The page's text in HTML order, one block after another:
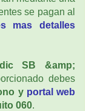
se pagan al
mas detalles
SB &amp;
debes
y portal web
060.